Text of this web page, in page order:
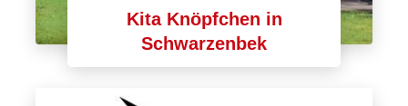
Kita Knöpfchen in
Schwarzenbek